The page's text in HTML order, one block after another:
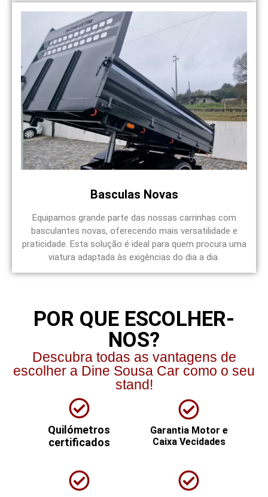
Basculas Novas
Equipamos grande parte das nossas carrinhas com
basculantes novas, oferecendo mais versatilidade e
praticidade. Esta solução é ideal para quem procura uma
viatura adaptada às exigências do dia a dia.
POR QUE ESCOLHER-
NOS?
Descubra todas as vantagens de
escolher a Dine Sousa Car como o seu
stand!
Quilómetros
certificados
Garantia Motor e
Caixa Vecidades